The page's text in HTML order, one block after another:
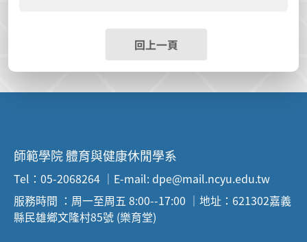
回上一頁
師範學院 體育與健康休閒學系
Tel：05-2068264 ｜E-mail: dpe@mail.ncyu.edu.tw
服務時間 ：周一至周五 8:00--17:00 ｜地址：621302嘉義
縣民雄鄉文隆村85號 (樂育堂)